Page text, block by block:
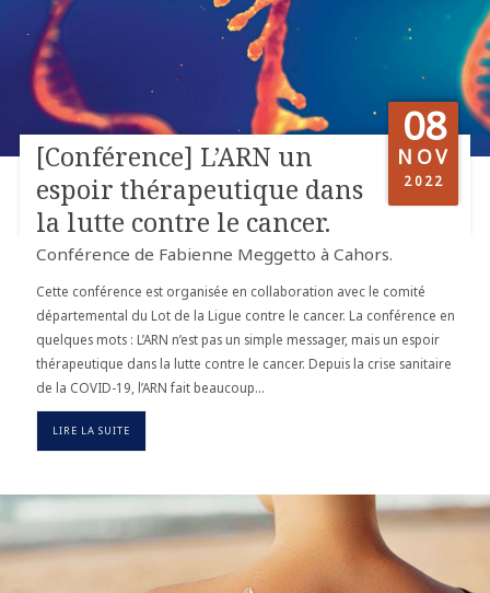
08
NOV
2022
[Conférence] L’ARN un
espoir thérapeutique dans
la lutte contre le cancer.
Conférence de Fabienne Meggetto à Cahors.
Cette conférence est organisée en collaboration avec le comité
départemental du Lot de la Ligue contre le cancer. La conférence en
quelques mots : L’ARN n’est pas un simple messager, mais un espoir
thérapeutique dans la lutte contre le cancer. Depuis la crise sanitaire
de la COVID-19, l’ARN fait beaucoup…
LIRE LA SUITE